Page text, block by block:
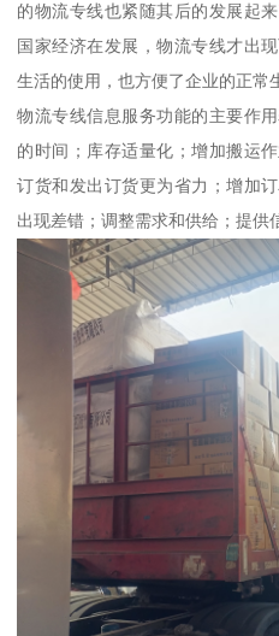
的物流专线也紧随其后的发展起
国家经济在发展，物流专线才出
生活的使用，也方便了企业的正常
物流专线信息服务功能的主要作
的时间；库存适量化；增加搬运
订货和发出订货更为省力；增加
出现差错；调整需求和供给；提供